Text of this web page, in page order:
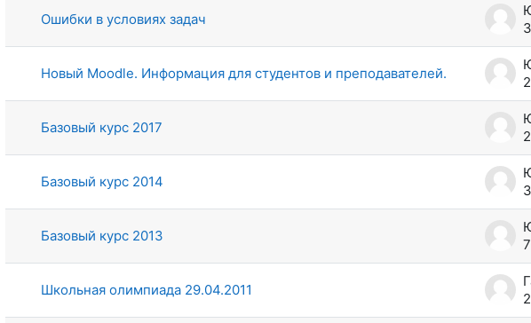
Ошибки в условиях задач
Новый Moodle. Информация для студентов и преподавателей.
Базовый курс 2017
Базовый курс 2014
Базовый курс 2013
Школьная олимпиада 29.04.2011